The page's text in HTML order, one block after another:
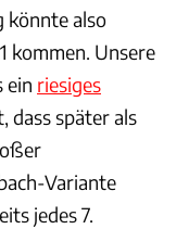
könnte also
kommen. Unsere
ein riesiges
dass später als
Variante
jedes 7.